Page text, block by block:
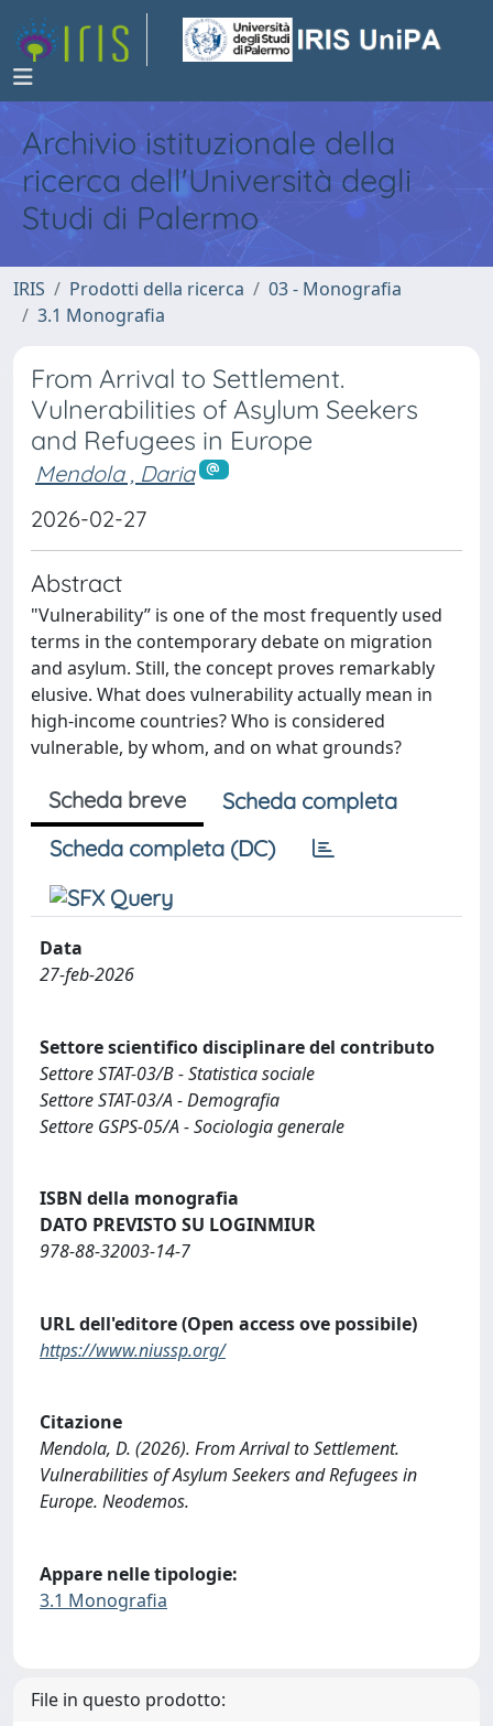
Archivio istituzionale della
ricerca dell'Università degli
Studi di Palermo
IRIS Prodotti della ricerca
03 - Monografia
3.1 Monografia
From Arrival to Settlement.
Vulnerabilities of Asylum Seekers
and Refugees in Europe
Mendola , Daria
2026-02-27
Abstract
"Vulnerability” is one of the most frequently used
terms in the contemporary debate on migration
and asylum. Still, the concept proves remarkably
elusive. What does vulnerability actually mean in
high-income countries? Who is considered
vulnerable, by whom, and on what grounds?
Scheda breve
Scheda completa
Scheda completa (DC)
Data
27-feb-2026
Settore scientifico disciplinare del contributo
Settore STAT-03/B - Statistica sociale
Settore STAT-03/A - Demografia
Settore GSPS-05/A - Sociologia generale
ISBN della monografia
DATO PREVISTO SU LOGINMIUR
978-88-32003-14-7
URL dell'editore (Open access ove possibile)
https://www.niussp.org/
Citazione
Mendola, D. (2026). From Arrival to Settlement.
Vulnerabilities of Asylum Seekers and Refugees in
Europe. Neodemos.
Appare nelle tipologie:
3.1 Monografia
File in questo prodotto: